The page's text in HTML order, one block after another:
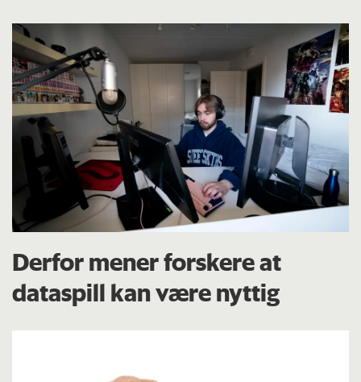
Derfor mener forskere at
dataspill kan være nyttig